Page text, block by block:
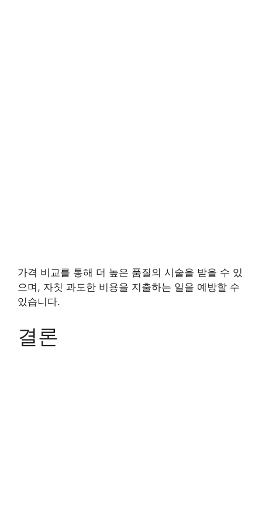
가격 비교를 통해 더 높은 품질의 시술을 받을 수 있
으며, 자칫 과도한 비용을 지출하는 일을 예방할 수
있습니다.
결론